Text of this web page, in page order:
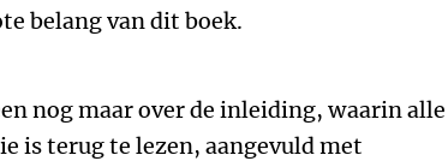
belang van dit boek.
nog maar over de inleiding, waarin alle
is terug te lezen, aangevuld met